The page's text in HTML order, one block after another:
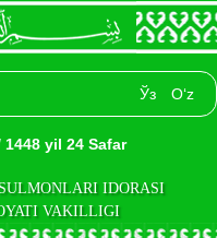
Ўз O‘z
yil 24 Safar
IDORASI
VAKILLIGI